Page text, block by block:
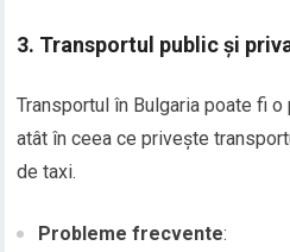
3. Transportul public și
Transportul în Bulgaria poate fi
atât în ceea ce privește
de taxi.
Probleme frecvente: